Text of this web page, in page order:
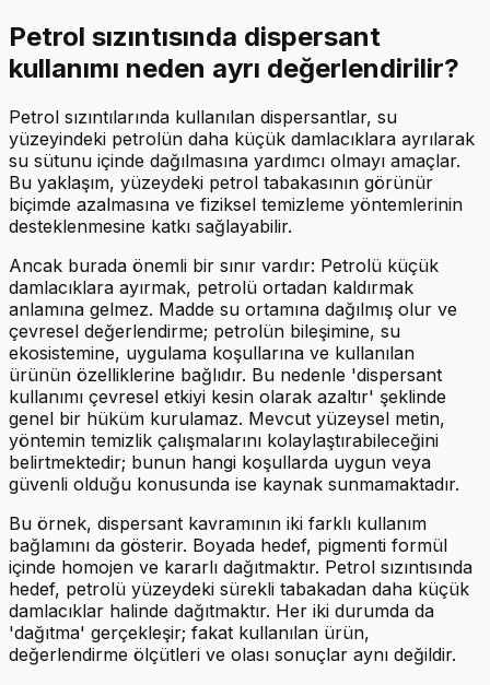
Petrol sızıntısında dispersant
kullanımı neden ayrı değerlendirilir?
Petrol sızıntılarında kullanılan dispersantlar, su
yüzeyindeki petrolün daha küçük damlacıklara ayrılarak
su sütunu içinde dağılmasına yardımcı olmayı amaçlar.
Bu yaklaşım, yüzeydeki petrol tabakasının görünür
biçimde azalmasına ve fiziksel temizleme yöntemlerinin
desteklenmesine katkı sağlayabilir.
Ancak burada önemli bir sınır vardır: Petrolü küçük
damlacıklara ayırmak, petrolü ortadan kaldırmak
anlamına gelmez. Madde su ortamına dağılmış olur ve
çevresel değerlendirme; petrolün bileşimine, su
ekosistemine, uygulama koşullarına ve kullanılan
ürünün özelliklerine bağlıdır. Bu nedenle 'dispersant
kullanımı çevresel etkiyi kesin olarak azaltır' şeklinde
genel bir hüküm kurulamaz. Mevcut yüzeysel metin,
yöntemin temizlik çalışmalarını kolaylaştırabileceğini
belirtmektedir; bunun hangi koşullarda uygun veya
güvenli olduğu konusunda ise kaynak sunmamaktadır.
Bu örnek, dispersant kavramının iki farklı kullanım
bağlamını da gösterir. Boyada hedef, pigmenti formül
içinde homojen ve kararlı dağıtmaktır. Petrol sızıntısında
hedef, petrolü yüzeydeki sürekli tabakadan daha küçük
damlacıklar halinde dağıtmaktır. Her iki durumda da
'dağıtma' gerçekleşir; fakat kullanılan ürün,
değerlendirme ölçütleri ve olası sonuçlar aynı değildir.